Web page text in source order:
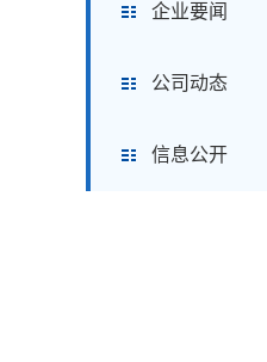
企业要闻
公司动态
信息公开